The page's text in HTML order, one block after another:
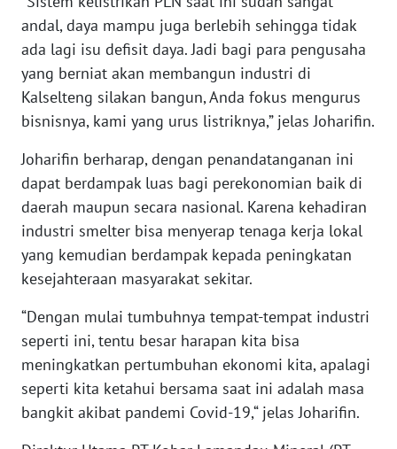
andal, daya mampu juga berlebih sehingga tidak
ada lagi isu defisit daya. Jadi bagi para pengusaha
yang berniat akan membangun industri di
Kalselteng silakan bangun, Anda fokus mengurus
bisnisnya, kami yang urus listriknya,” jelas Joharifin.
Joharifin berharap, dengan penandatanganan ini
dapat berdampak luas bagi perekonomian baik di
daerah maupun secara nasional. Karena kehadiran
industri smelter bisa menyerap tenaga kerja lokal
yang kemudian berdampak kepada peningkatan
kesejahteraan masyarakat sekitar.
“Dengan mulai tumbuhnya tempat-tempat industri
seperti ini, tentu besar harapan kita bisa
meningkatkan pertumbuhan ekonomi kita, apalagi
seperti kita ketahui bersama saat ini adalah masa
bangkit akibat pandemi Covid-19,“ jelas Joharifin.
WN
BABEL
WN
SUMBAR
WN
SUMSEL
WN
BENGKULU
LAMPUNG
WN
JATENG